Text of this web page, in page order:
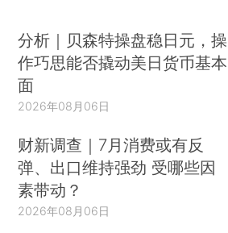
分析｜贝森特操盘稳日元，操
作巧思能否撬动美日货币基本
面
2026年08月06日
财新调查｜7月消费或有反
弹、出口维持强劲 受哪些因
素带动？
2026年08月06日